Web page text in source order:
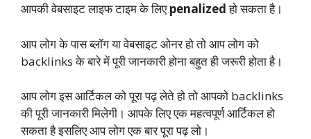
आपकी वेबसाइट लाइफ टाइम के लिएpenalizedहो सकता है।
आप लोग के पास ब्लॉग या वेबसाइट ओनर हो तो आप लोग को
backlinks के बारे में पूरी जानकारी होना बहुत ही जरूरी होता है।
आप लोग इस आर्टिकल को पूरा पढ़ लेते हो तो आपको backlinks
की पूरी जानकारी मिलेगी। आपके लिए एक महत्वपूर्ण आर्टिकल हो
सकता है इसलिए आप लोग एक बार पूरा पढ़ लो।